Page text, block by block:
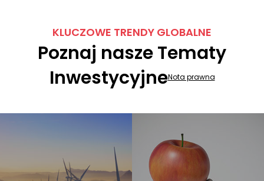
KLUCZOWE TRENDY GLOBALNE
Poznaj nasze Tematy
InwestycyjneNota prawna